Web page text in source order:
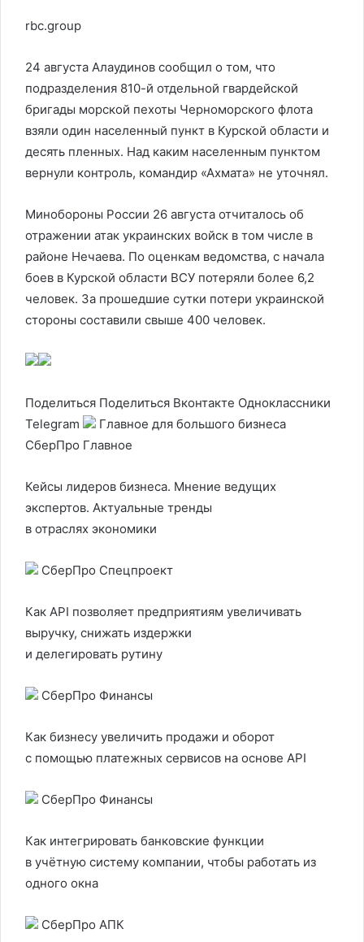
rbc.group
24 августа Алаудинов сообщил о том, что
подразделения 810-й отдельной гвардейской
бригады морской пехоты Черноморского флота
взяли один населенный пункт в Курской области и
десять пленных. Над каким населенным пунктом
вернули контроль, командир «Ахмата» не уточнял.
Минобороны России 26 августа отчиталось об
отражении атак украинских войск в том числе в
районе Нечаева. По оценкам ведомства, с начала
боев в Курской области ВСУ потеряли более 6,2
человек. За прошедшие сутки потери украинской
стороны составили свыше 400 человек.
Поделиться Поделиться Вконтакте Одноклассники
Telegram
Главное для большого бизнеса
СберПро Главное
Кейсы лидеров бизнеса. Мнение ведущих
экспертов. Актуальные тренды
в отраслях экономики
СберПро Спецпроект
Как API позволяет предприятиям увеличивать
выручку, снижать издержки
и делегировать рутину
CберПро Финансы
Как бизнесу увеличить продажи и оборот
с помощью платежных сервисов на основе API
CберПро Финансы
Как интегрировать банковские функции
в учётную систему компании, чтобы работать из
одного окна
СберПро АПК